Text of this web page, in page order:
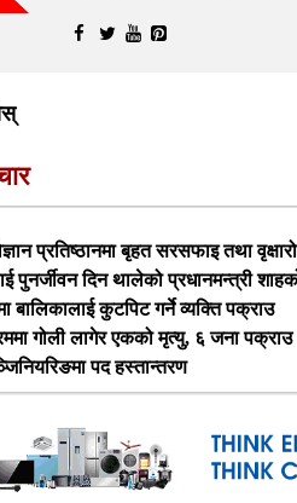
प्रतिष्ठानमा बृहत सरसफाइ तथा
पुनर्जीवन दिन थालेको प्रधानमन्त्री
बालिकालाई कुटपिट गर्ने व्यक्ति पक्राउ
गोली लागेर एकको मृत्यु, ६ जना पक्राउ
पद हस्तान्तरण